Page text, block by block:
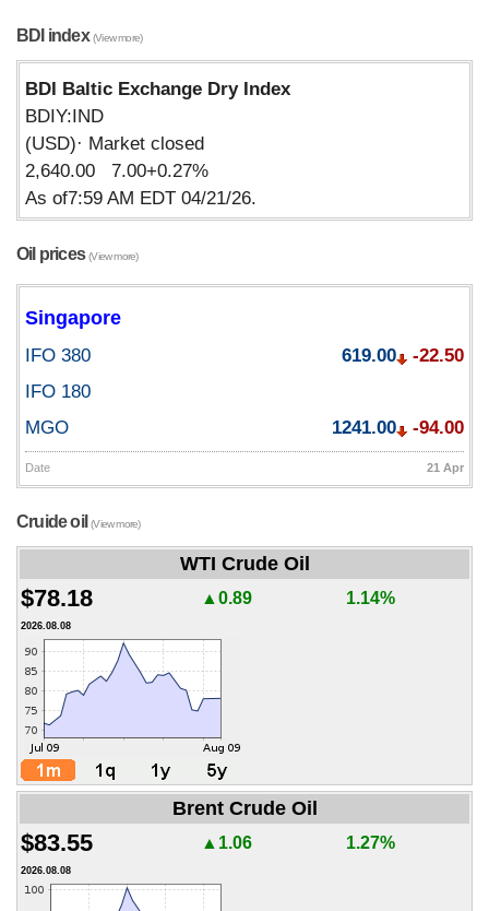
BDI index(View more)
BDI Baltic Exchange Dry Index
BDIY:IND
(USD)· Market closed
2,640.00 7.00+0.27%
As of7:59 AM EDT 04/21/26.
Oil prices(View more)
Singapore
IFO 380 619.00
-22.50
IFO 180
MGO
1241.00 -94.00
Date 21 Apr
Cruide oil(View more)
WTI Crude Oil
$78.18 ▲0.89 1.14%
2026.08.08
Brent Crude Oil
$83.55 ▲1.06 1.27%
2026.08.08